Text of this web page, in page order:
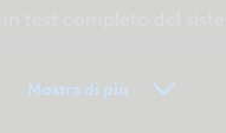
Mostra di più